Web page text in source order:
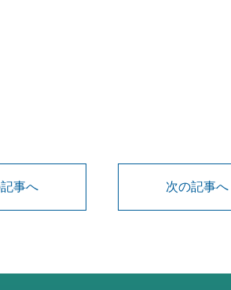
事へ 次の記事へ